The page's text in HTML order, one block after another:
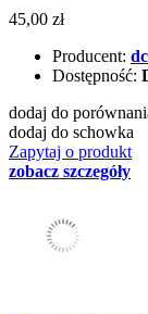
45,00 zł
Producent:
Dostępność:
dodaj do
dodaj do schowka
Zapytaj o produkt
zobacz szczegóły